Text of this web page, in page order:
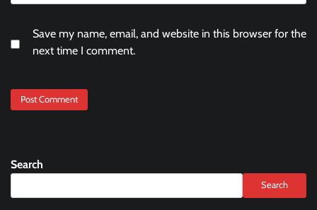
Save my name, email, and website in this browser for the
next time I comment.
Search
Search